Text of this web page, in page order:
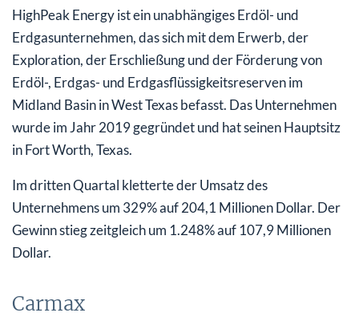
HighPeak Energy ist ein unabhängiges Erdöl- und
Erdgasunternehmen, das sich mit dem Erwerb, der
Exploration, der Erschließung und der Förderung von
Erdöl-, Erdgas- und Erdgasflüssigkeitsreserven im
Midland Basin in West Texas befasst. Das Unternehmen
wurde im Jahr 2019 gegründet und hat seinen Hauptsitz
in Fort Worth, Texas.
Im dritten Quartal kletterte der Umsatz des
Unternehmens um 329% auf 204,1 Millionen Dollar. Der
Gewinn stieg zeitgleich um 1.248% auf 107,9 Millionen
Dollar.
Carmax